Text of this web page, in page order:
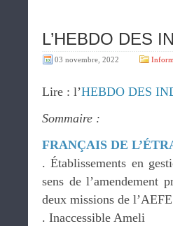
L’HEBDO DES
03 novembre, 2022
Lire : l’HEBDO DES
Sommaire :
FRANÇAIS DE
. Établissements en
sens de l’amendement
deux missions de
. Inaccessible Ameli